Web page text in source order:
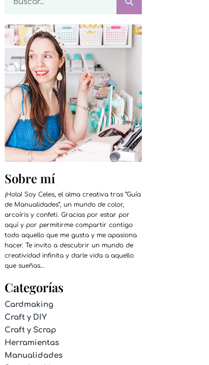
Sobre mí
¡Hola! Soy Celes, el alma creativa tras “Guía
de Manualidades”, un mundo de color,
arcoíris y confeti. Gracias por estar por
aquí y por permitirme compartir contigo
todo aquello que me gusta y me apasiona
hacer. Te invito a descubrir un mundo de
creatividad infinita y darle vida a aquello
que sueñas…
Categorías
Cardmaking
Craft y DIY
Craft y Scrap
Herramientas
Manualidades